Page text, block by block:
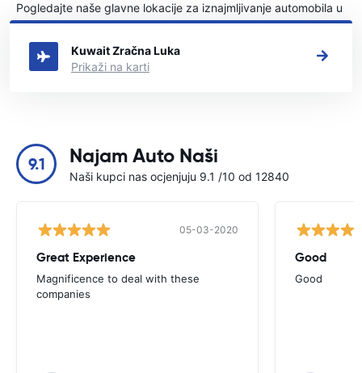
Pogledajte naše glavne lokacije za iznajmljivanje automobila u
Kuwait
Kuwait Zračna Luka
Prikaži na karti
9.1 Najam Auto Naši
Naši kupci nas ocjenjuju 9.1 /10 od 12840
05-03-2020
Great Experience
Magnificence to deal with these
companies
Good
Good